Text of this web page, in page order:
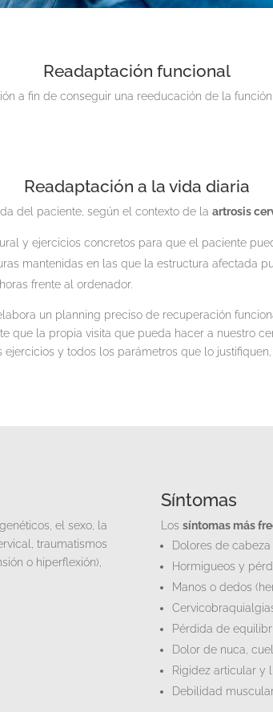
Readaptación funcional
a fin de conseguir una reeducación de la
Readaptación a la vida diaria
del paciente, según el contexto de laartrosis
y ejercicios concretos para que el paciente
mantenidas en las que la estructura afectada
frente al ordenador.
un planning preciso de recuperación
que la propia visita que pueda hacer a nuestro
y todos los parámetros que lo
el sexo, la
traumatismos
o hiperflexión),
Síntomas
Los síntomas más
Dolores de
Hormigueos y
Manos o dedos
Pérdida de
Dolor de nuca,
Rigidez articular y
Debilidad